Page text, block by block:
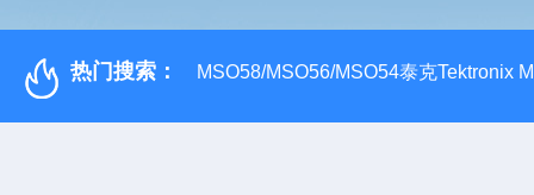
热门搜索： MSO58/MSO56/MSO54泰克Tektronix